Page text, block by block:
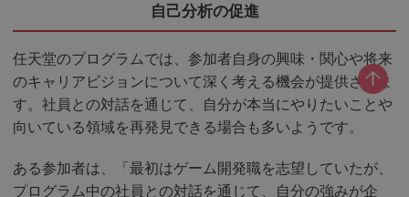
自己分析の促進
任天堂のプログラムでは、参加者自身の興味・関心や将来
のキャリアビジョンについて深く考える機会が提供されま
す。社員との対話を通じて、自分が本当にやりたいことや
向いている領域を再発見できる場合も多いようです。
ある参加者は、「最初はゲーム開発職を志望していたが、
プログラム中の社員との対話を通じて、自分の強みが企